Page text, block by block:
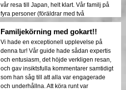
vår resa till Japan, helt klart. Vår familj på
fyra personer (föräldrar med två
universitetsstudenter) älskade det!
Familjekörning med gokart!!
Vi hade en exceptionell upplevelse på
denna tur! Vår guide hade sådan expertis
och entusiasm, det höjde verkligen resan,
och gav insiktsfulla kommentarer samtidigt
som han såg till att alla var engagerade
och underhållna. Att köra runt var